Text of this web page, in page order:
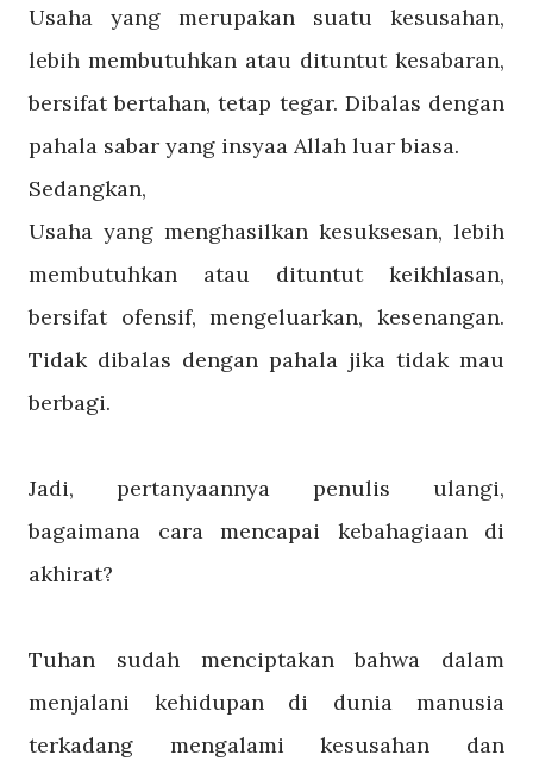
Usaha yang merupakan suatu kesusahan,
lebih membutuhkan atau dituntut kesabaran,
bersifat bertahan, tetap tegar. Dibalas dengan
pahala sabar yang insyaa Allah luar biasa.
Sedangkan,
Usaha yang menghasilkan kesuksesan, lebih
membutuhkan atau dituntut keikhlasan,
bersifat ofensif, mengeluarkan, kesenangan.
Tidak dibalas dengan pahala jika tidak mau
berbagi.
Jadi, pertanyaannya penulis ulangi,
bagaimana cara mencapai kebahagiaan di
akhirat?
Tuhan sudah menciptakan bahwa dalam
menjalani kehidupan di dunia manusia
terkadang mengalami kesusahan dan